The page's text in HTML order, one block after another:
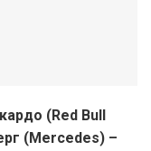
(Red Bull
(Mercedes) –